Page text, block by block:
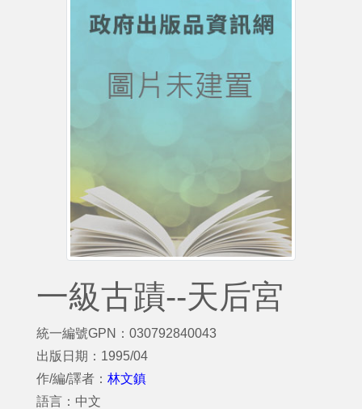
一級古蹟--天后宮
統一編號GPN：030792840043
出版日期：1995/04
作/編/譯者： 林文鎮
語言：中文